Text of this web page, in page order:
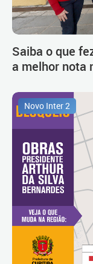
Saiba o que
a melhor nota
Novo Inter 2